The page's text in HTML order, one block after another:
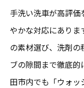
手洗い洗車が高評
やかな対応にありま
の素材選び、洗剤の
ブの隙間まで徹底
田市内でも「ウォッ